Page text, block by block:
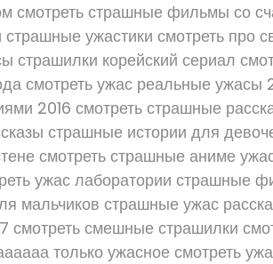
смотреть страшные фильмы со
ужастики смотреть про
страшилки корейский сериал
смотреть ужас реальные ужасы
2016 смотреть страшные
страшные истории для
смотреть страшные аниме
ужас лаборатории страшные
мальчиков страшные ужас
смотреть смешные страшилки
только ужасное смотреть